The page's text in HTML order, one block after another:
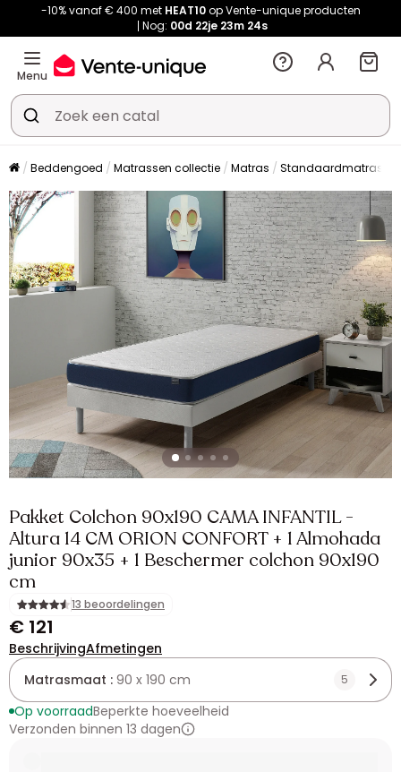
-10% vanaf € 400 met HEAT10op Vente-unique producten
Nog: 00d 22je 23m 23s
Menu
Beddengoed Matrassen collectie Matras Standaardmatras
Pakket Colchon 90x190 CAMA INFANTIL -
Altura 14 CM ORION CONFORT + 1 Almohada
junior 90x35 + 1 Beschermer colchon 90x190
cm
13 beoordelingen
€ 121
BeschrijvingAfmetingen
Matrasmaat : 90 x 190 cm 5
Op voorraadBeperkte hoeveelheid
Verzonden binnen 13 dagen